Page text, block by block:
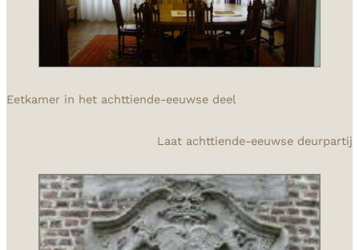
Eetkamer in het achttiende-eeuwse deel
Laat achttiende-eeuwse deurpartij